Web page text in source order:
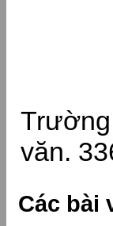
văn.
Các bài